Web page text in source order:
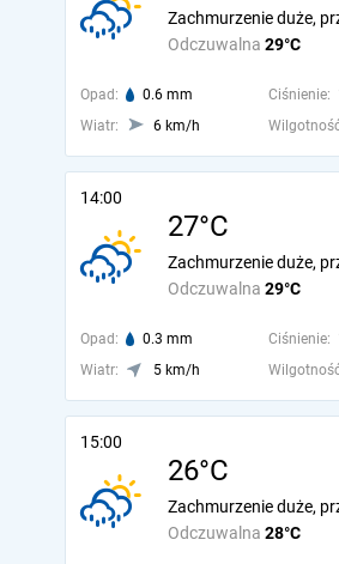
Odczuwalna 29°C
Zachmurzenie duże,
Opad: 0.6 mm Ciśnienie:
Wiatr:
6 km/h
14:00
27°C
Odczuwalna 29°C
Zachmurzenie duże,
Opad: 0.3 mm Ciśnienie:
Wiatr:
5 km/h
15:00
26°C
Odczuwalna 28°C
Zachmurzenie duże,